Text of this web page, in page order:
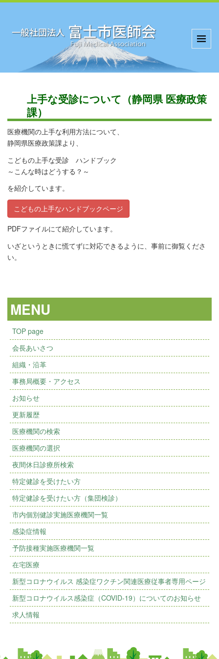
上手な受診について（静岡県 医療政策
課）
医療機関の上手な利用方法について、
静岡県医療政策課より、
こどもの上手な受診 ハンドブック
～こんな時はどうする？～
を紹介しています。
こどもの上手なハンドブックページ
PDFファイルにて紹介しています。
いざというときに慌てずに対応できるように、事前に御覧くださ
い。
MENU
TOP page
会長あいさつ
組織・沿革
事務局概要・アクセス
お知らせ
更新履歴
医療機関の検索
医療機関の選択
夜間休日診療所検索
特定健診を受けたい方
特定健診を受けたい方（集団検診）
市内個別健診実施医療機関一覧
感染症情報
予防接種実施医療機関一覧
在宅医療
新型コロナウイルス 感染症ワクチン関連医療従事者専用ページ
新型コロナウイルス感染症（COVID-19）についてのお知らせ
求人情報